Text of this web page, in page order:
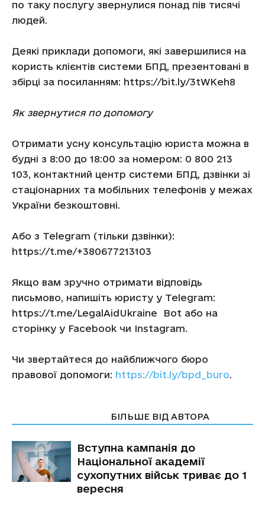
по таку послугу звернулися понад пів тисячі
людей.
Деякі приклади допомоги, які завершилися на
користь клієнтів системи БПД, презентовані в
збірці за посиланням: https://bit.ly/3tWKeh8
Як звернутися по допомогу
Отримати усну консультацію юриста можна в
будні з 8:00 до 18:00 за номером: 0 800 213
103, контактний центр системи БПД, дзвінки зі
стаціонарних та мобільних телефонів у межах
України безкоштовні.
Або з Telegram (тільки дзвінки):
https://t.me/+380677213103
Якщо вам зручно отримати відповідь
письмово, напишіть юристу у Telegram:
https://t.me/LegalAidUkraine Bot або на
сторінку у Facebook чи Instagram.
Чи звертайтеся до найближчого бюро
правової допомоги: https://bit.ly/bpd_buro.
БІЛЬШЕ ВІД АВТОРА
Вступна кампанія до
Національної академії
сухопутних військ триває до 1
вересня